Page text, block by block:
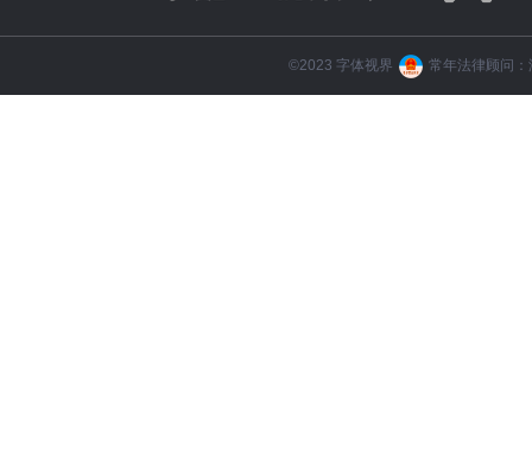
©️2023 字体视界 常年法律顾问